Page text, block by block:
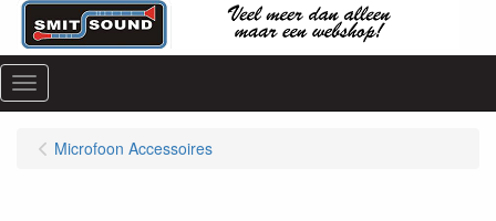
Menu
Microfoon Accessoires